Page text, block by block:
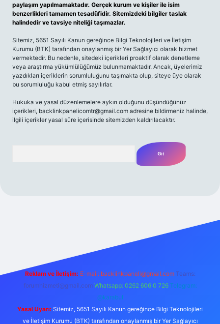
paylaşım yapılmamaktadır. Gerçek kurum ve kişiler ile isim
benzerlikleri tamamen tesadüfidir. Sitemizdeki bilgiler taslak
halindedir ve tavsiye niteliği taşımazlar.
Sitemiz, 5651 Sayılı Kanun gereğince Bilgi Teknolojileri ve İletişim
Kurumu (BTK) tarafından onaylanmış bir Yer Sağlayıcı olarak hizmet
vermektedir. Bu nedenle, sitedeki içerikleri proaktif olarak denetleme
veya araştırma yükümlülüğümüz bulunmamaktadır. Ancak, üyelerimiz
yazdıkları içeriklerin sorumluluğunu taşımakta olup, siteye üye olarak
bu sorumluluğu kabul etmiş sayılırlar.
Hukuka ve yasal düzenlemelere aykırı olduğunu düşündüğünüz
içerikleri, backlinkpanelicomtr@gmail.com adresine bildirmeniz halinde,
ilgili içerikler yasal süre içerisinde sitemizden kaldırılacaktır.
m elexbet
Reklam ve İletişim: E-mail: backlinkpaneli@gmail.com Teams:
forumhizmeti@gmail.com Whatsapp: 0262 606 0 726 Telegram:
@karabul
Yasal Uyarı: Sitemiz, 5651 Sayılı Kanun gereğince Bilgi Teknolojileri
ve İletişim Kurumu (BTK) tarafından onaylanmış bir Yer Sağlayıcı